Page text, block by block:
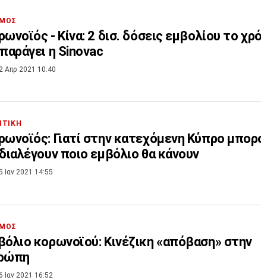
- Κίνα: 2 δισ. δόσεις εμβολίου το
η Sinovac
Απρ 2021 10:40
Γιατί στην κατεχόμενη Κύπρο
ποιο εμβόλιο θα κάνουν
Ιαν 2021 14:55
κορωνοϊού: Κινέζικη «απόβαση» στην
Ιαν 2021 16:52